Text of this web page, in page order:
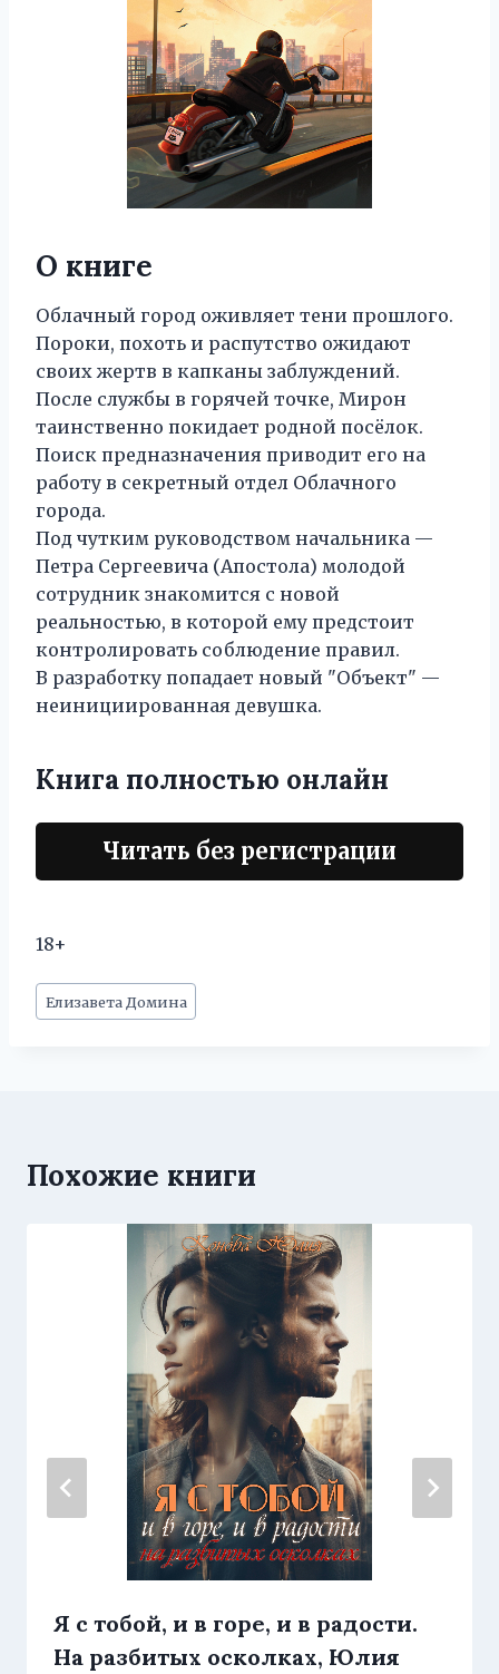
О книге
Облачный город оживляет тени прошлого.
Пороки, похоть и распутство ожидают
своих жертв в капканы заблуждений.
После службы в горячей точке, Мирон
таинственно покидает родной посёлок.
Поиск предназначения приводит его на
работу в секретный отдел Облачного
города.
Под чутким руководством начальника —
Петра Сергеевича (Апостола) молодой
сотрудник знакомится с новой
реальностью, в которой ему предстоит
контролировать соблюдение правил.
В разработку попадает новый "Объект" —
неинициированная девушка.
Книга полностью онлайн
Читать без регистрации
18+
Метки
записи:
Елизавета Домина
Похожие книги
Я с тобой, и в горе, и в радости.
На разбитых осколках, Юлия